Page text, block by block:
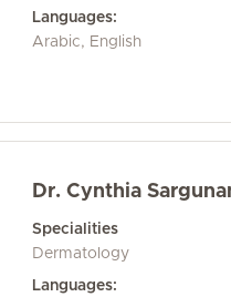
Languages:
Arabic, English
Dr. Cynthia
Specialities
Dermatology
Languages: